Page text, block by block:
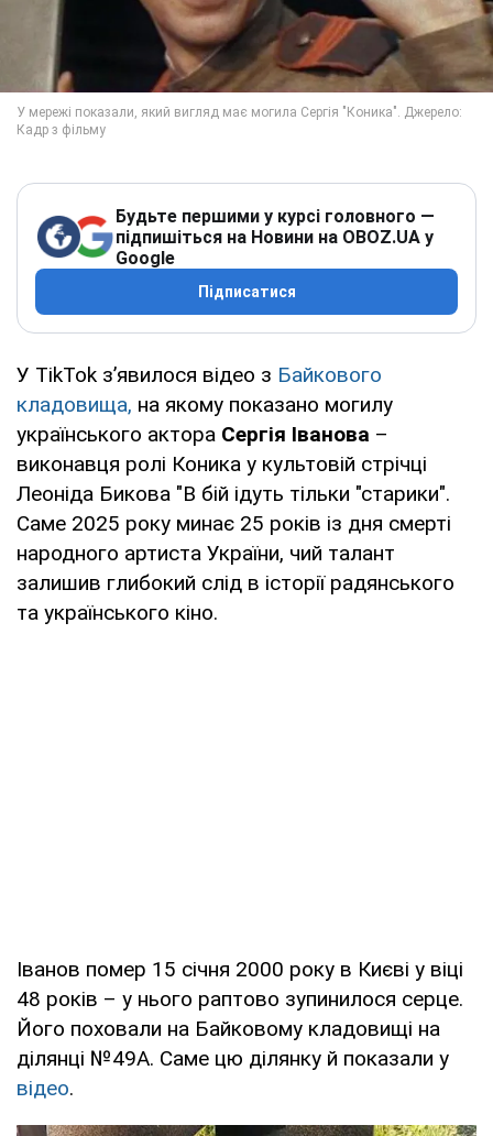
Будьте першими у курсі головного —
підпишіться на Новини на OBOZ.UA у
Google
Підписатися
У TikTok з’явилося відео з Байкового
кладовища, на якому показано могилу
українського актора Сергія Іванова –
виконавця ролі Коника у культовій стрічці
Леоніда Бикова "В бій ідуть тільки "старики".
Саме 2025 року минає 25 років із дня смерті
народного артиста України, чий талант
залишив глибокий слід в історії радянського
та українського кіно.
Іванов помер 15 січня 2000 року в Києві у віці
48 років – у нього раптово зупинилося серце.
Його поховали на Байковому кладовищі на
ділянці №49А. Саме цю ділянку й показали у
відео.